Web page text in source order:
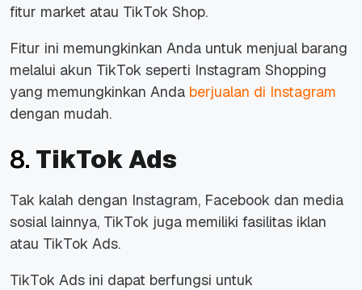
fitur market atau TikTok Shop.
Fitur ini memungkinkan Anda untuk menjual barang
melalui akun TikTok seperti Instagram Shopping
yang memungkinkan Anda berjualan di Instagram
dengan mudah.
8. TikTok Ads
Tak kalah dengan Instagram, Facebook dan media
sosial lainnya, TikTok juga memiliki fasilitas iklan
atau TikTok Ads.
TikTok Ads ini dapat berfungsi untuk